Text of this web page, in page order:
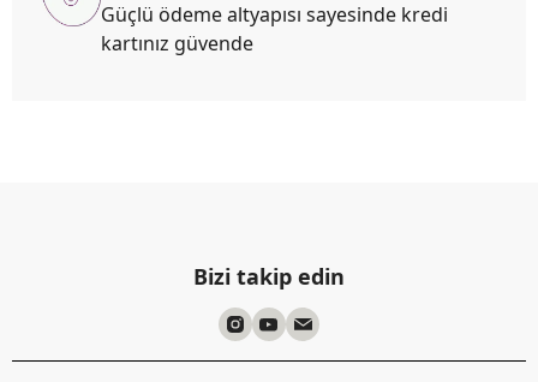
Güçlü ödeme altyapısı sayesinde kredi
kartınız güvende
Bizi takip edin